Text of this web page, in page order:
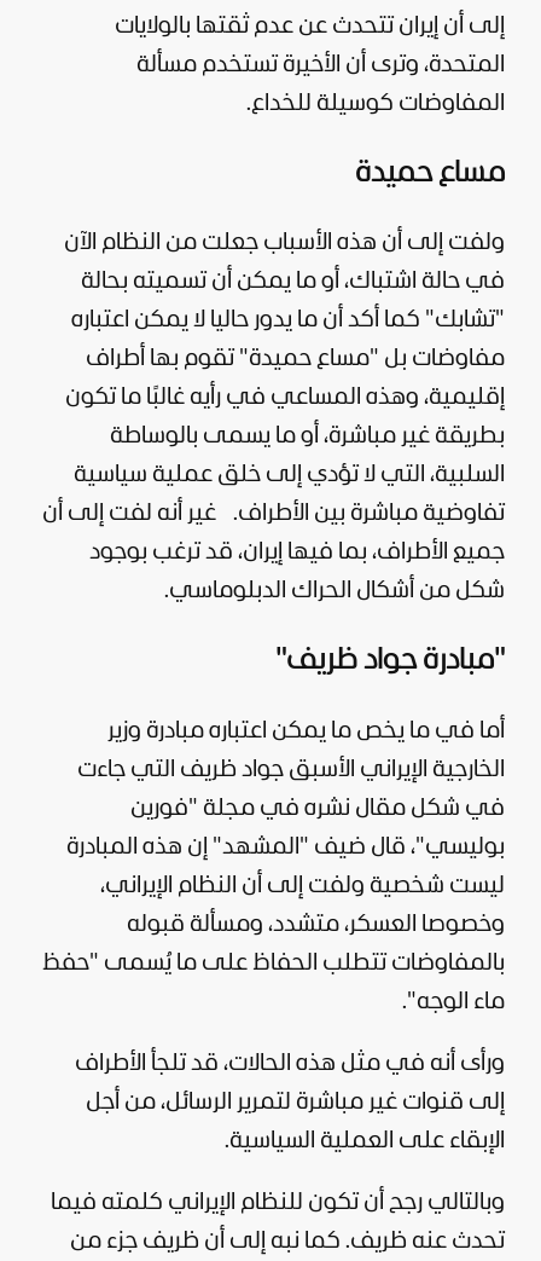
إلى أن إيران تتحدث عن عدم ثقتها بالولايات
المتحدة، وترى أن الأخيرة تستخدم مسألة
المفاوضات كوسيلة للخداع.
مساع حميدة
ولفت إلى أن هذه الأسباب جعلت من النظام الآن
في حالة اشتباك، أو ما يمكن أن تسميته بحالة
"تشابك" كما أكد أن ما يدور حاليا لا يمكن اعتباره
مفاوضات بل "مساع حميدة" تقوم بها أطراف
إقليمية، وهذه المساعي في رأيه غالبًا ما تكون
بطريقة غير مباشرة، أو ما يسمى بالوساطة
السلبية، التي لا تؤدي إلى خلق عملية سياسية
تفاوضية مباشرة بين الأطراف. غير أنه لفت إلى أن
جميع الأطراف، بما فيها إيران، قد ترغب بوجود
شكل من أشكال الحراك الدبلوماسي.
"مبادرة جواد ظريف"
أما في ما يخص ما يمكن اعتباره مبادرة وزير
الخارجية الإيراني الأسبق جواد ظريف التي جاءت
في شكل مقال نشره في مجلة "فورين
بوليسي"، قال ضيف " المشهد" إن هذه المبادرة
ليست شخصية ولفت إلى أن النظام الإيراني،
وخصوصا العسكر، متشدد، ومسألة قبوله
بالمفاوضات تتطلب الحفاظ على ما يُسمى "حفظ
ماء الوجه".
ورأى أنه في مثل هذه الحالات، قد تلجأ الأطراف
إلى قنوات غير مباشرة لتمرير الرسائل، من أجل
الإبقاء على العملية السياسية.
وبالتالي رجح أن تكون للنظام الإيراني كلمته فيما
تحدث عنه ظريف. كما نبه إلى أن ظريف جزء من